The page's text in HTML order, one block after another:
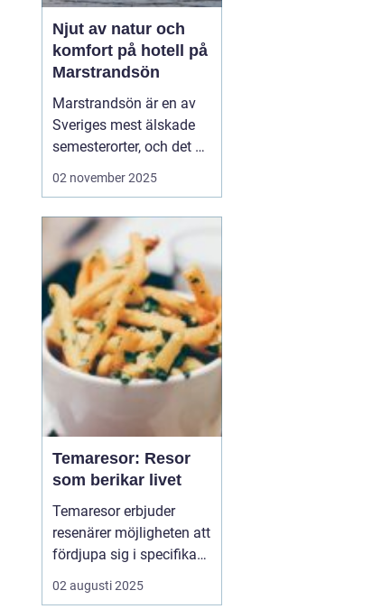
Njut av natur och
komfort på hotell på
Marstrandsön
Marstrandsön är en av
Sveriges mest älskade
semesterorter, och det är
inte svårt att förstå
naturskönhet och
modern komfort,
erbjuder denna ö en
perfek...
02 november 2025
Temaresor: Resor
som berikar livet
Temaresor erbjuder
resenärer möjligheten att
fördjupa sig i specifika
intressen eller hobbyer,
vilket gör resan mer
02 augusti 2025